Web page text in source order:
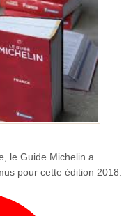
le Guide Michelin a
pour cette édition 2018.